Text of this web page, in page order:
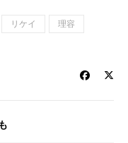
リケイ
理容